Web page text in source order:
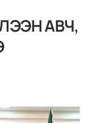
АВЧ,